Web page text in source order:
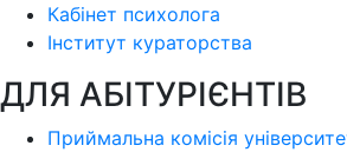
Кабінет психолога
Інститут кураторства
ДЛЯ АБІТУРІЄНТІВ
Приймальна комісія